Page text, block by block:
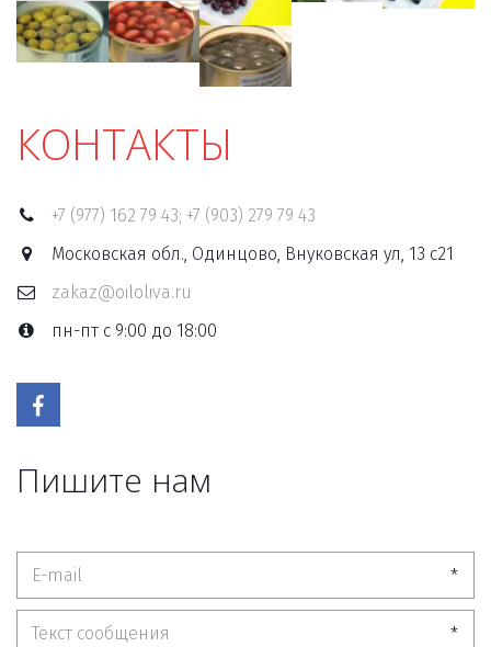
КОНТАКТЫ
+7 (977) 162 79 43; +7 (903) 279 79 43
Московская обл., Одинцово, Внуковская ул, 13 с21
zakaz@oiloliva.ru
пн-пт с 9:00 до 18:00
Пишите нам
*
*